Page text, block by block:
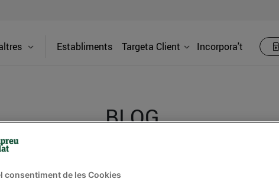
Establiments Targeta Client Incorpora't
BLOG
consells nutricionals, informació d’actualitat
consentiment de les Cookies